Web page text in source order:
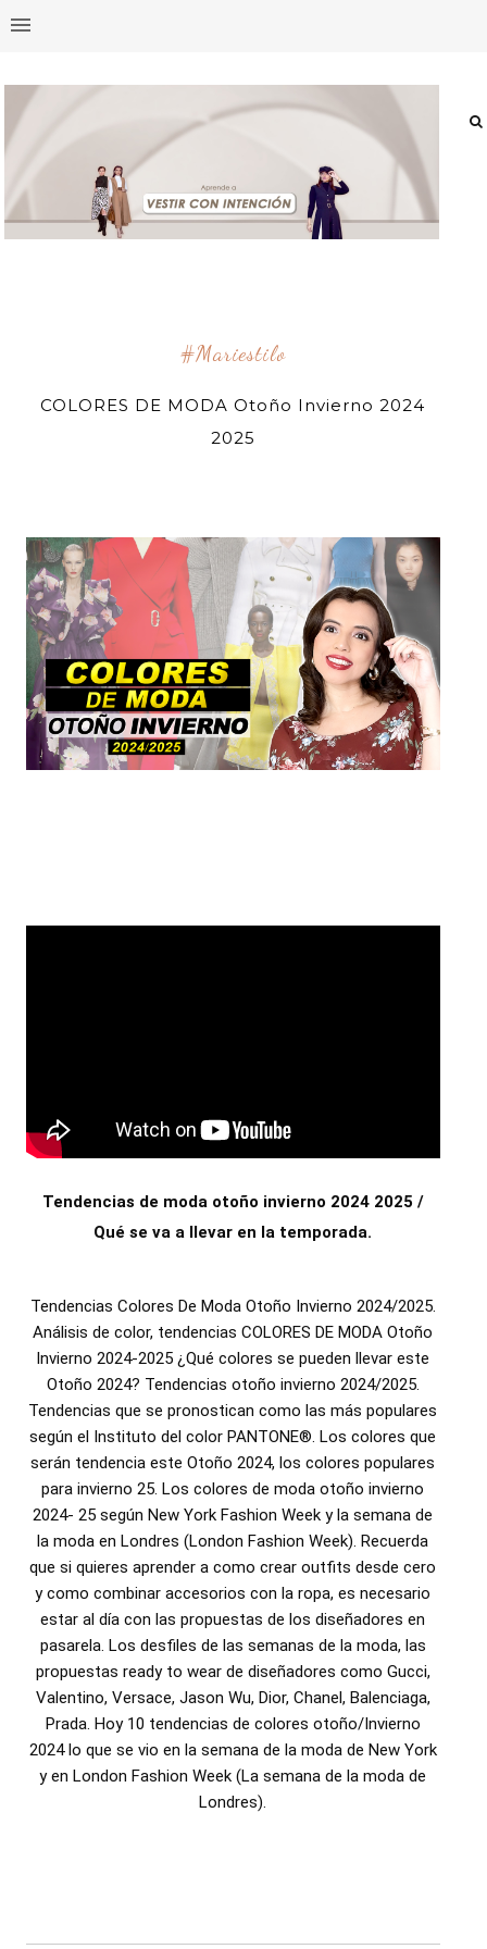
#mariestilo
COLORES DE MODA Otoño Invierno 2024
2025
Tendencias de moda otoño invierno 2024 2025 /
Qué se va a llevar en la temporada.
Tendencias Colores De Moda Otoño Invierno 2024/2025.
Análisis de color, tendencias COLORES DE MODA Otoño
Invierno 2024-2025 ¿Qué colores se pueden llevar este
Otoño 2024? Tendencias otoño invierno 2024/2025.
Tendencias que se pronostican como las más populares
según el Instituto del color PANTONE®. Los colores que
serán tendencia este Otoño 2024, los colores populares
para invierno 25. Los colores de moda otoño invierno
2024- 25 según New York Fashion Week y la semana de
la moda en Londres (London Fashion Week). Recuerda
que si quieres aprender a como crear outfits desde cero
y como combinar accesorios con la ropa, es necesario
estar al día con las propuestas de los diseñadores en
pasarela. Los desfiles de las semanas de la moda, las
propuestas ready to wear de diseñadores como Gucci,
Valentino, Versace, Jason Wu, Dior, Chanel, Balenciaga,
Prada. Hoy 10 tendencias de colores otoño/Invierno
2024 lo que se vio en la semana de la moda de New York
y en London Fashion Week (La semana de la moda de
Londres).